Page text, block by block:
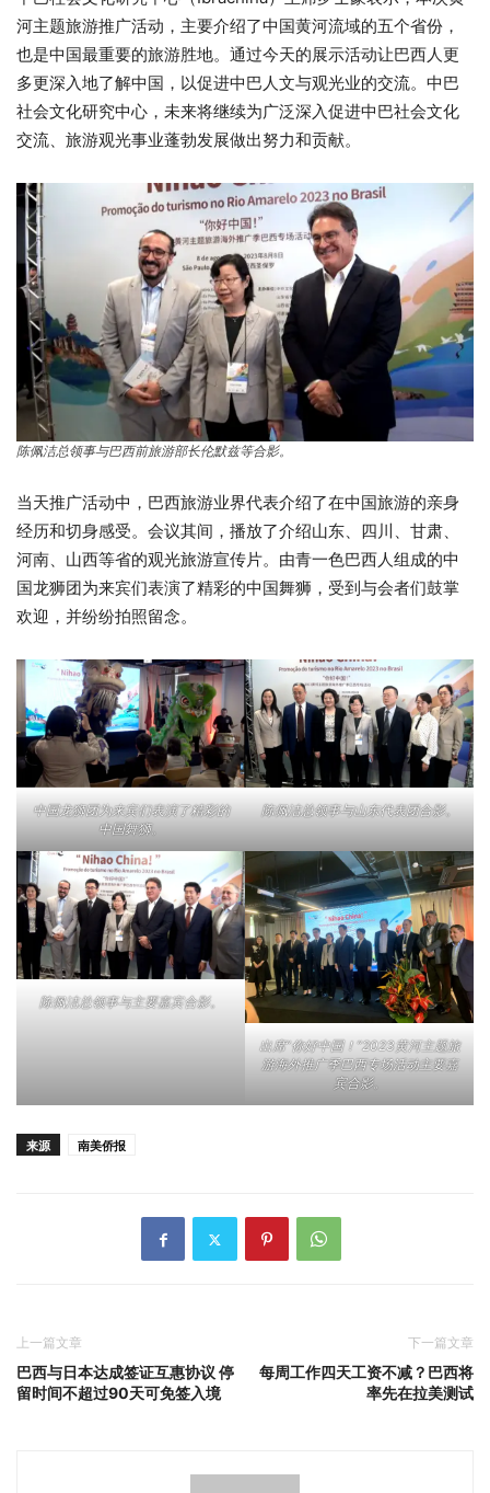
河主题旅游推广活动，主要介绍了中国黄河流域的五个省份，
也是中国最重要的旅游胜地。通过今天的展示活动让巴西人更
多更深入地了解中国，以促进中巴人文与观光业的交流。中巴
社会文化研究中心，未来将继续为广泛深入促进中巴社会文化
交流、旅游观光事业蓬勃发展做出努力和贡献。
陈佩洁总领事与巴西前旅游部长伦默兹等合影。
当天推广活动中，巴西旅游业界代表介绍了在中国旅游的亲身
经历和切身感受。会议其间，播放了介绍山东、四川、甘肃、
河南、山西等省的观光旅游宣传片。由青一色巴西人组成的中
国龙狮团为来宾们表演了精彩的中国舞狮，受到与会者们鼓掌
欢迎，并纷纷拍照留念。
中国龙狮团为来宾们表演了精彩的
中国舞狮。
陈佩洁总领事与山东代表团合影。
陈佩洁总领事与主要嘉宾合影。
出席“你好中国！”2023黄河主题旅
游海外推广季巴西专场活动主要嘉
宾合影。
来源 南美侨报
上一篇文章
巴西与日本达成签证互惠协议 停
留时间不超过90天可免签入境
下一篇文章
每周工作四天工资不减？巴西将
率先在拉美测试